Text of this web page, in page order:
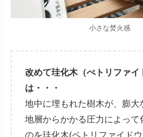
小さな焚火感
改めて珪化木（ぺトリファイ
は・・・
地中に埋もれた樹木が、膨大
地層からかかる圧力によって